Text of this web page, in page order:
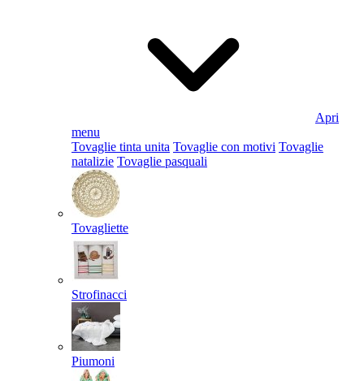
Apri
menu
Tovaglie tinta unita Tovaglie con motivi Tovaglie
natalizie Tovaglie pasquali
Tovagliette
Strofinacci
Piumoni